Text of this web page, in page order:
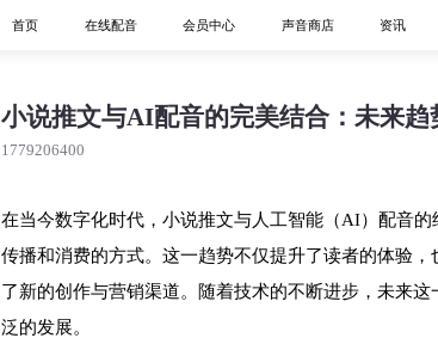
首页 在线配音 会员中心 声音商店 资讯
小说推文与AI配音的完美结合：未来趋
1779206400
在当今数字化时代，小说推文与人工智能（AI）配音
传播和消费的方式。这一趋势不仅提升了读者的体验
了新的创作与营销渠道。随着技术的不断进步，未来
泛的发展。